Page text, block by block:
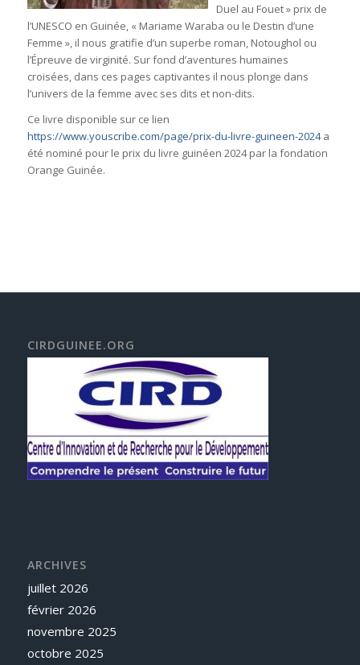
Duel au Fouet » prix de
l’UNESCO en Guinée, « Mariame Waraba ou le Destin d’une
Femme », il nous gratifie d’un superbe roman, Notoughol ou
l’Épreuve de virginité. Sur fond d’aventures humaines
croisées, dans ces pages captivantes il nous plonge dans
l’univers de la femme avec ses dits et non-dits.
Ce livre disponible sur ce lien
https://www.youscribe.com/page/prix-du-livre-guineen-2024a
été nominé pour le prix du livre guinéen 2024 par la fondation
Orange Guinée.
CIRDGUINEE.ORG
ARCHIVES
juillet 2026
février 2026
novembre 2025
octobre 2025